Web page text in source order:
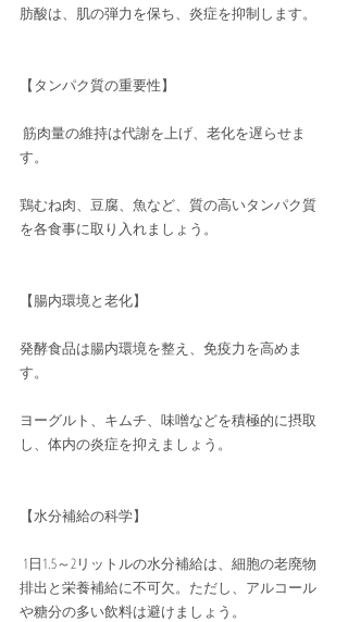
肪酸は、肌の弾力を保ち、炎症を抑制します。
【タンパク質の重要性】
筋肉量の維持は代謝を上げ、老化を遅らせま
す。
鶏むね肉、豆腐、魚など、質の高いタンパク質
を各食事に取り入れましょう。
【腸内環境と老化】
発酵食品は腸内環境を整え、免疫力を高めま
す。
ヨーグルト、キムチ、味噌などを積極的に摂取
し、体内の炎症を抑えましょう。
【水分補給の科学】
1日1.5～2リットルの水分補給は、細胞の老廃物
排出と栄養補給に不可欠。ただし、アルコール
や糖分の多い飲料は避けましょう。